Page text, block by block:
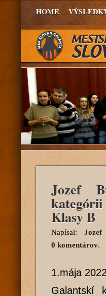
HOME
Jozef
Klasy B
Napísal:
0 komentárov.
1.mája 2022
Galantskí